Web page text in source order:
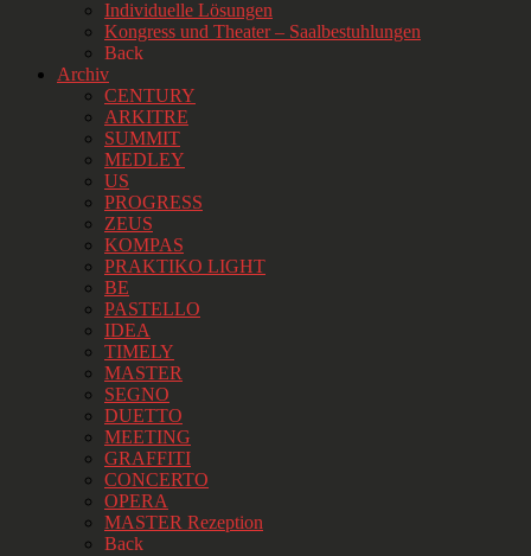
Individuelle Lösungen
Kongress und Theater – Saalbestuhlungen
Back
Archiv
CENTURY
ARKITRE
SUMMIT
MEDLEY
US
PROGRESS
ZEUS
KOMPAS
PRAKTIKO LIGHT
BE
PASTELLO
IDEA
TIMELY
MASTER
SEGNO
DUETTO
MEETING
GRAFFITI
CONCERTO
OPERA
MASTER Rezeption
Back